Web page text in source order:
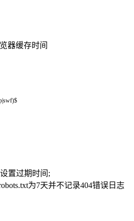
器缓存时间
swf)$
置过期时间;
为7天并不记录404错误日志